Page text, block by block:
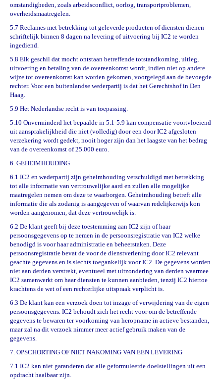
omstandigheden, zoals arbeidsconflict, oorlog, transportproblemen,
overheidsmaatregelen.
5.7 Reclames met betrekking tot geleverde producten of diensten dienen
schriftelijk binnen 8 dagen na levering of uitvoering bij IC2 te worden
ingediend.
5.8 Elk geschil dat mocht ontstaan betreffende totstandkoming, uitleg,
uitvoering en betaling van de overeenkomst wordt, indien niet op andere
wijze tot overeenkomst kan worden gekomen, voorgelegd aan de bevoegde
rechter. Voor een buitenlandse wederpartij is dat het Gerechtshof in Den
Haag.
5.9 Het Nederlandse recht is van toepassing.
5.10 Onverminderd het bepaalde in 5.1-5.9 kan compensatie voortvloeiend
uit aansprakelijkheid die niet (volledig) door een door IC2 afgesloten
verzekering wordt gedekt, nooit hoger zijn dan het laagste van het bedrag
van de overeenkomst of 25.000 euro.
6. GEHEIMHOUDING
6.1 IC2 en wederpartij zijn geheimhouding verschuldigd met betrekking
tot alle informatie van vertrouwelijke aard en zullen alle mogelijke
maatregelen nemen om deze te waarborgen. Geheimhouding betreft alle
informatie die als zodanig is aangegeven of waarvan redelijkerwijs kon
worden aangenomen, dat deze vertrouwelijk is.
6.2 De klant geeft bij deze toestemming aan IC2 zijn of haar
persoonsgegevens op te nemen in de persoonsregistratie van IC2 welke
benodigd is voor haar administratie en beheerstaken. Deze
persoonsregistratie bevat de voor de dienstverlening door IC2 relevant
geachte gegevens en is slechts toegankelijk voor IC2. De gegevens worden
niet aan derden verstrekt, eventueel met uitzondering van derden waarmee
IC2 samenwerkt om haar diensten te kunnen aanbieden, tenzij IC2 hiertoe
krachtens de wet of een rechterlijke uitspraak verplicht is.
6.3 De klant kan een verzoek doen tot inzage of verwijdering van de eigen
persoonsgegevens. IC2 behoudt zich het recht voor om de betreffende
gegevens te bewaren ter voorkoming van heropname in actieve bestanden,
maar zal na dit verzoek nimmer meer actief gebruik maken van de
gegevens.
7. OPSCHORTING OF NIET NAKOMING VAN EEN LEVERING
7.1 IC2 kan niet garanderen dat alle geformuleerde doelstellingen uit een
opdracht haalbaar zijn.